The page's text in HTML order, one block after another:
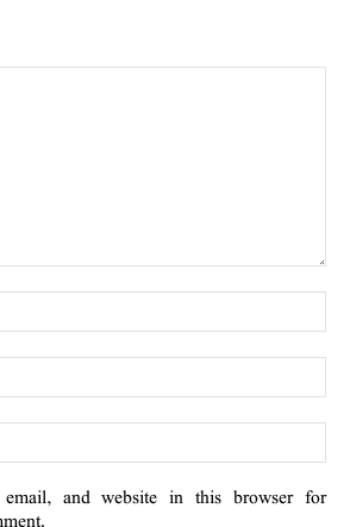
email, and website in this browser for